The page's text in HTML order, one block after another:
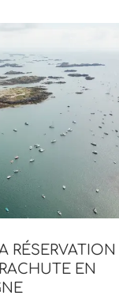
RÉSERVATION
EN